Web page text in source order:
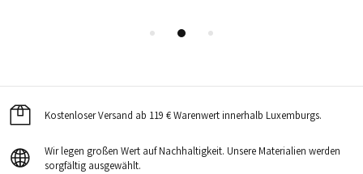
Kostenloser Versand ab 119 € Warenwert innerhalb Luxemburgs.
Wir legen großen Wert auf Nachhaltigkeit. Unsere Materialien werden
sorgfältig ausgewählt.